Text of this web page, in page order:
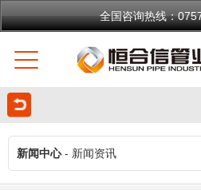
全国咨询热线：
新闻中心- 新闻资讯